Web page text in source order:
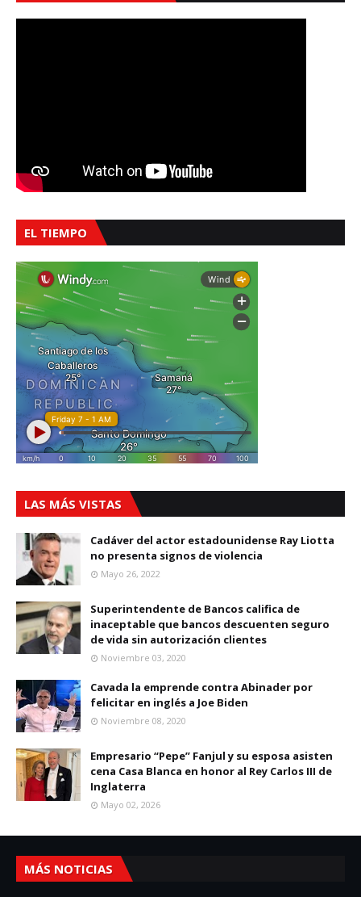
EL TIEMPO
LAS MÁS VISTAS
Cadáver del actor estadounidense Ray Liotta
no presenta signos de violencia
Mayo 26, 2022
Superintendente de Bancos califica de
inaceptable que bancos descuenten seguro
de vida sin autorización clientes
Noviembre 03, 2020
Cavada la emprende contra Abinader por
felicitar en inglés a Joe Biden
Noviembre 08, 2020
Empresario “Pepe” Fanjul y su esposa asisten
cena Casa Blanca en honor al Rey Carlos III de
Inglaterra
Mayo 02, 2026
MÁS NOTICIAS